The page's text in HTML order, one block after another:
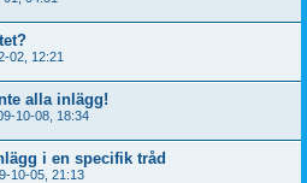
02, 12:21
alla inlägg!
10-08, 18:34
i en specifik tråd
10-05, 21:13